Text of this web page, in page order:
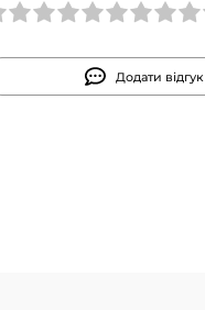
Додати відгук